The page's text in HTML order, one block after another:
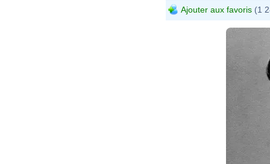
Ajouter aux favoris (1